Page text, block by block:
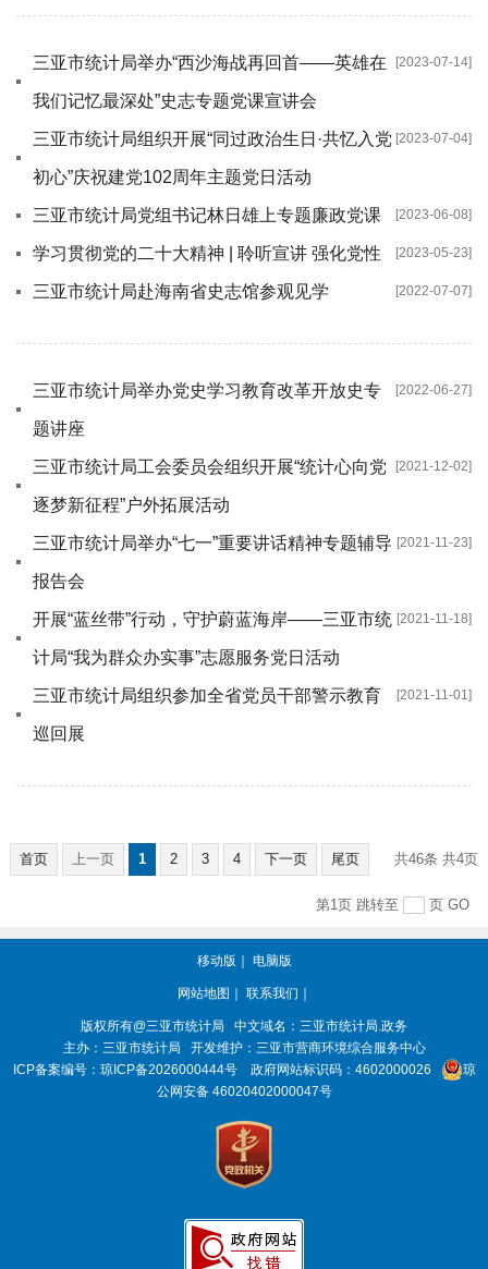
[2023-07-14]
三亚市统计局举办“西沙海战再回首——英雄在
我们记忆最深处”史志专题党课宣讲会
[2023-07-04]
三亚市统计局组织开展“同过政治生日·共忆入党
初心”庆祝建党102周年主题党日活动
[2023-06-08]
三亚市统计局党组书记林日雄上专题廉政党课
[2023-05-23]
学习贯彻党的二十大精神 | 聆听宣讲 强化党性
[2022-07-07]
三亚市统计局赴海南省史志馆参观见学
[2022-06-27]
三亚市统计局举办党史学习教育改革开放史专
题讲座
[2021-12-02]
三亚市统计局工会委员会组织开展“统计心向党
逐梦新征程”户外拓展活动
[2021-11-23]
三亚市统计局举办“七一”重要讲话精神专题辅导
报告会
[2021-11-18]
开展“蓝丝带”行动，守护蔚蓝海岸——三亚市统
计局“我为群众办实事”志愿服务党日活动
[2021-11-01]
三亚市统计局组织参加全省党员干部警示教育
巡回展
首页 上一页 1 2 3 4 下一页 尾页 共4页
共46条
跳转至 页 GO
第1页
移动版 ｜ 电脑版
网站地图 ｜ 联系我们 ｜
版权所有@三亚市统计局
中文域名：三亚市统计局.政务
主办：三亚市统计局
开发维护：三亚市营商环境综合服务中心
ICP备案编号： 琼ICP备2026000444号 政府网站标识码： 4602000026
琼
公网安备 46020402000047号